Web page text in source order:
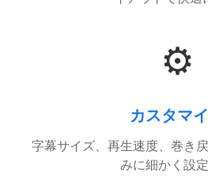
⚙️
カスタマ
字幕サイズ、再生速度、巻き
みに細かく設